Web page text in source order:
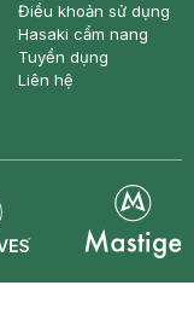
Điều khoản sử dụng
Hasaki cẩm nang
Tuyển dụng
Liên hệ